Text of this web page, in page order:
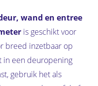
wand en entree
is geschikt voor
breed inzetbaar op
in een deuropening
gebruik het als